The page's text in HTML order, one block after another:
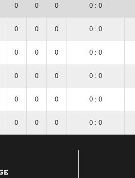
0 0 0 0 : 0
0 0 0 0 : 0
0 0 0 0 : 0
0 0 0 0 : 0
0 0 0 0 : 0
0 0 0 0 : 0